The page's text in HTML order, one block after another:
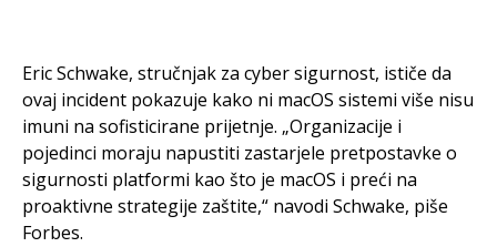
Eric Schwake, stručnjak za cyber sigurnost, ističe da
ovaj incident pokazuje kako ni macOS sistemi više nisu
imuni na sofisticirane prijetnje. „Organizacije i
pojedinci moraju napustiti zastarjele pretpostavke o
sigurnosti platformi kao što je macOS i preći na
proaktivne strategije zaštite,“ navodi Schwake, piše
Forbes.